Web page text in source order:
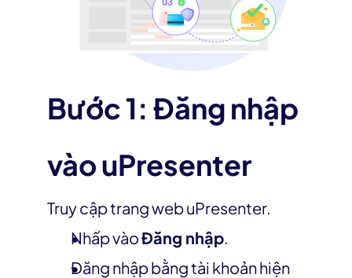
Bước 1: Đăng nhập
vào uPresenter
Truy cập trang web uPresenter.
Nhấp vào Đăng nhập.
Đăng nhập bằng tài khoản hiện